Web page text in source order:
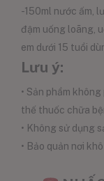
-150ml nước ấm,
đậm uống loãng,
em dưới 15 tuổi
Lưu ý:
• Sản phẩm
thế thuốc chữa
• Không sử dụng
• Bảo quản nơi